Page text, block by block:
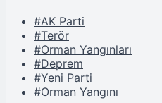
#AK Parti
#Terör
#Orman Yangınları
#Deprem
#Yeni Parti
#Orman Yangını